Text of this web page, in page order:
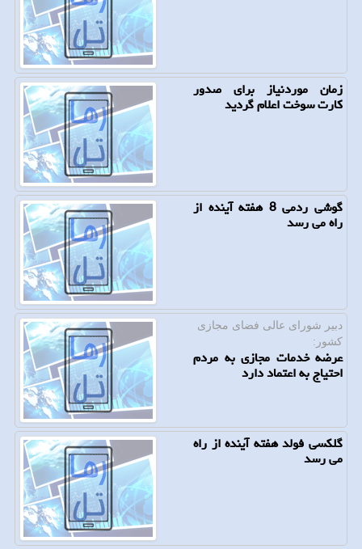
زمان موردنیاز برای صدور
كارت سوخت اعلام گردید
گوشی ردمی 8 هفته آینده از
راه می رسد
دبیر شورای عالی فضای مجازی
كشور:
عرضه خدمات مجازی به مردم
احتیاج به اعتماد دارد
گلكسی فولد هفته آینده از راه
می رسد